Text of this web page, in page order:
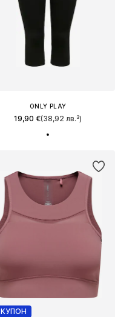
ONLY PLAY
19,90 €(38,92 лв.³)
КУПОН